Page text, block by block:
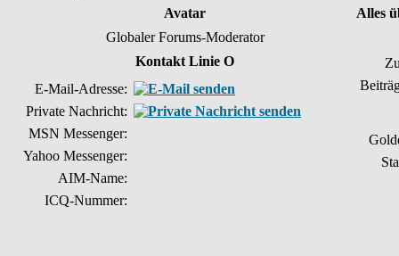
Avatar
Alles
Globaler Forums-Moderator
Kontakt Linie O
E-Mail-Adresse:
Private Nachricht:
MSN Messenger:
Yahoo Messenger:
AIM-Name:
ICQ-Nummer: